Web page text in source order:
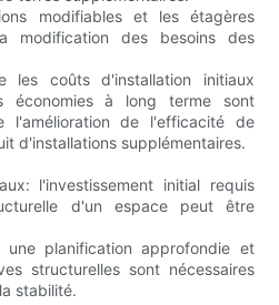
modifiables et les étagères
modification des besoins des
les coûts d'installation initiaux
économies à long terme sont
l'amélioration de l'efficacité de
d'installations supplémentaires.
l'investissement initial requis
d'un espace peut être
une planification approfondie et
structurelles sont nécessaires
stabilité.